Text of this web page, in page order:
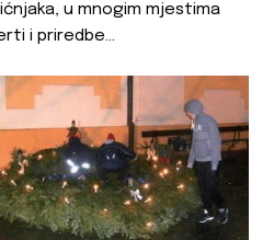
u mnogim mjestima
i priredbe…